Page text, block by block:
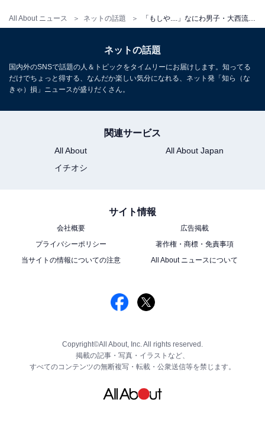
All About ニュース ネットの話題
ネットの話題
国内外のSNSで話題の人＆トピックをタイムリーにお届けします。知ってる
だけでちょっと得する、なんだか楽しい気分になれる、ネット発「知ら（な
きゃ）損」ニュースが盛りだくさん。
関連サービス
All About
All About Japan
イチオシ
サイト情報
会社概要
広告掲載
プライバシーポリシー
著作権・商標・免責事項
当サイトの情報についての注意
All About ニュースについて
Copyright©All About, Inc. All rights reserved.
掲載の記事・写真・イラストなど、
すべてのコンテンツの無断複写・転載・公衆送信等を禁じます。